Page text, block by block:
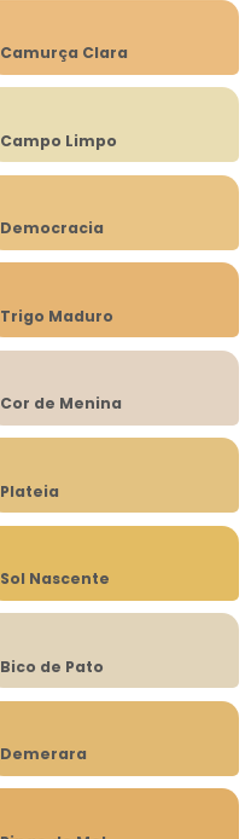
Camurça Clara
Campo Limpo
Democracia
Trigo Maduro
Cor de Menina
Plateia
Sol Nascente
Bico de Pato
Demerara